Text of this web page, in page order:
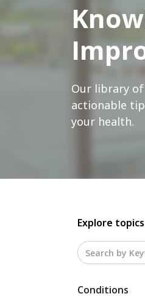
Our library
actionable
your health.
Explore
Conditions